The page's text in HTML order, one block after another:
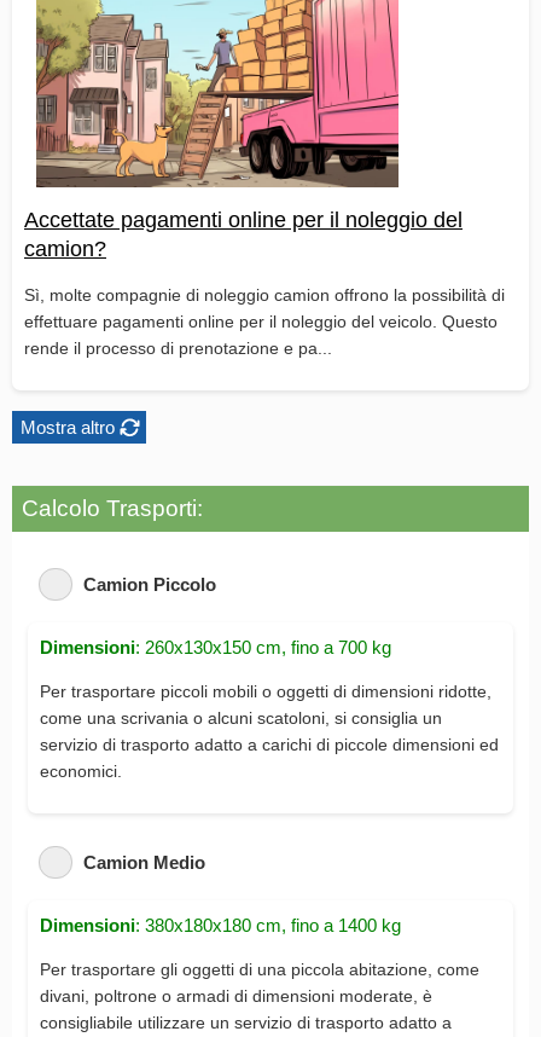
Accettate pagamenti online per il noleggio del
camion?
Sì, molte compagnie di noleggio camion offrono la possibilità di
effettuare pagamenti online per il noleggio del veicolo. Questo
rende il processo di prenotazione e pa...
Mostra altro
Calcolo Trasporti:
Camion Piccolo
Dimensioni: 260x130x150 cm, fino a 700 kg
Per trasportare piccoli mobili o oggetti di dimensioni ridotte,
come una scrivania o alcuni scatoloni, si consiglia un
servizio di trasporto adatto a carichi di piccole dimensioni ed
economici.
Camion Medio
Dimensioni: 380x180x180 cm, fino a 1400 kg
Per trasportare gli oggetti di una piccola abitazione, come
divani, poltrone o armadi di dimensioni moderate, è
consigliabile utilizzare un servizio di trasporto adatto a